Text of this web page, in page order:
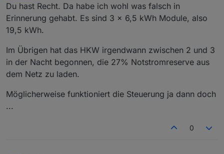
Du hast Recht. Da habe ich wohl was falsch in
Erinnerung gehabt. Es sind 3 x 6,5 kWh Module, also
19,5 kWh.
Im Übrigen hat das HKW irgendwann zwischen 2 und 3
in der Nacht begonnen, die 27% Notstromreserve aus
dem Netz zu laden.
Möglicherweise funktioniert die Steuerung ja dann doch
...
0